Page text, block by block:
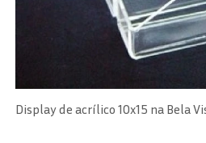
Display de acrílico 10x15 na Bela